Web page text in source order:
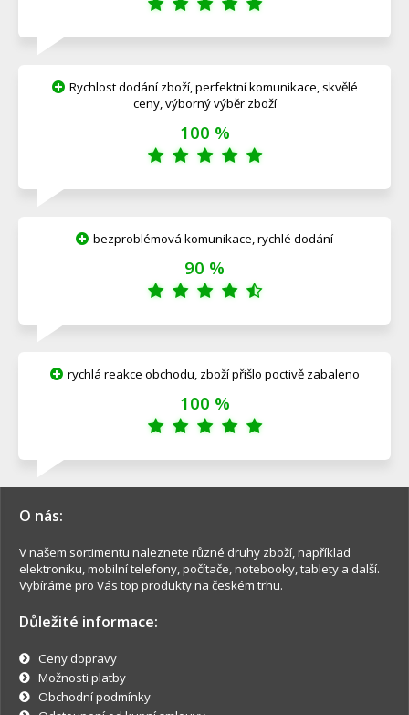
Rychlost dodání zboží, perfektní komunikace, skvělé
ceny, výborný výběr zboží
100 %
bezproblémová komunikace, rychlé dodání
90 %
rychlá reakce obchodu, zboží přišlo poctivě zabaleno
100 %
O nás:
V našem sortimentu naleznete různé druhy zboží, například
elektroniku, mobilní telefony, počítače, notebooky, tablety a další.
Vybíráme pro Vás top produkty na českém trhu.
Důležité informace:
Ceny dopravy
Možnosti platby
Obchodní podmínky